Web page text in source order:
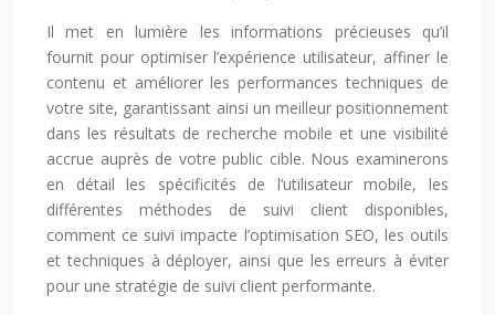
Il met en lumière les informations précieuses qu’il
fournit pour optimiser l’expérience utilisateur, affiner le
contenu et améliorer les performances techniques de
votre site, garantissant ainsi un meilleur positionnement
dans les résultats de recherche mobile et une visibilité
accrue auprès de votre public cible. Nous examinerons
en détail les spécificités de l’utilisateur mobile, les
différentes méthodes de suivi client disponibles,
comment ce suivi impacte l’optimisation SEO, les outils
et techniques à déployer, ainsi que les erreurs à éviter
pour une stratégie de suivi client performante.